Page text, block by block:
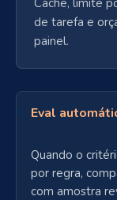
de tarefa e
painel.
Eval
Quando o
por regra,
com amostra